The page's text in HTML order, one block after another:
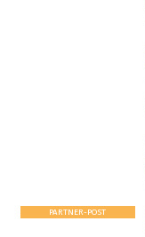
PARTNER-POST